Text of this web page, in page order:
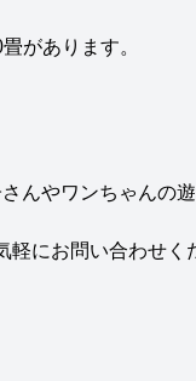
があります。
んやワンちゃんの
軽にお問い合わせく